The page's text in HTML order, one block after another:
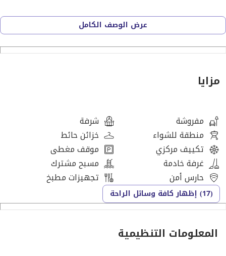
المرافق والخدمات:
مدخل فاخر
مصاعد
نادي صحي
صالة رياضية
ساونا
جاكوزي
منصة يوغا وتأمل
عرض الوصف الكامل
مزايا
مفروشة
شرفة
منطقة للشواء
خزائن حائط
تكييف مركزي
موقف مغطى
غرفة خادمة
مسبح مشترك
حارس أمن
تجهيزات مطبخ
(17) إظهار كافة وسائل الراحة
المعلومات التنظيمية